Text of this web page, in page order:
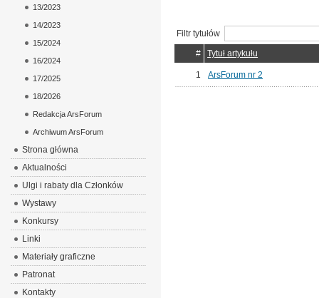
Filtr tytułów
#
Tytuł artykułu
1 ArsForum nr 2
13/2023
14/2023
15/2024
16/2024
17/2025
18/2026
Redakcja ArsForum
Archiwum ArsForum
Strona główna
Aktualności
Ulgi i rabaty dla Członków
Wystawy
Konkursy
Linki
Materiały graficzne
Patronat
Kontakty